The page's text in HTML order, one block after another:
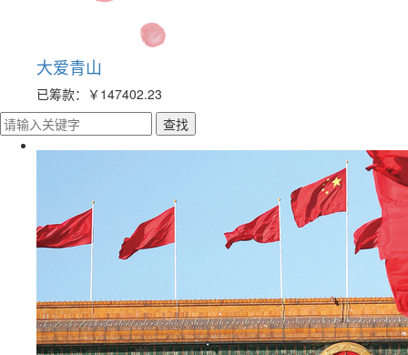
大爱青山
已筹款： ￥147402.23